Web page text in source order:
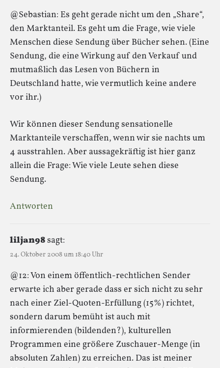
@Sebastian: Es geht gerade nicht um den „Share“,
den Marktanteil. Es geht um die Frage, wie viele
Menschen diese Sendung über Bücher sehen. (Eine
Sendung, die eine Wirkung auf den Verkauf und
mutmaßlich das Lesen von Büchern in
Deutschland hatte, wie vermutlich keine andere
vor ihr.)
Wir können dieser Sendung sensationelle
Marktanteile verschaffen, wenn wir sie nachts um
4 ausstrahlen. Aber aussagekräftig ist hier ganz
allein die Frage: Wie viele Leute sehen diese
Sendung.
Antworten
liljan98sagt:
24. Oktober 2008 um 18:40 Uhr
@12: Von einem öffentlich-rechtlichen Sender
erwarte ich aber gerade dass er sich nicht zu sehr
nach einer Ziel-Quoten-Erfüllung (15%) richtet,
sondern darum bemüht ist auch mit
informierenden (bildenden?), kulturellen
Programmen eine größere Zuschauer-Menge (in
absoluten Zahlen) zu erreichen. Das ist meiner